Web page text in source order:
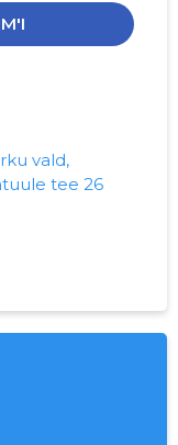
vald,
tee 26